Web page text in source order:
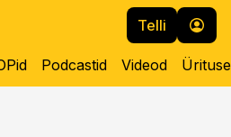
Telli
Podcastid Videod